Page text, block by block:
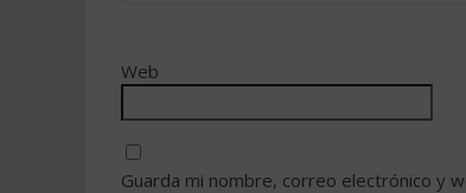
Web
Guarda mi nombre, correo electrónico y